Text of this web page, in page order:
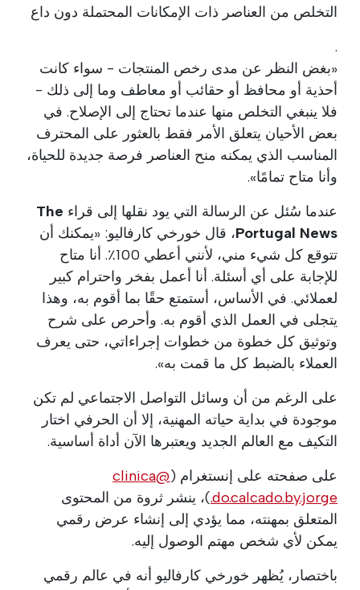
التخلص من العناصر ذات الإمكانات المحتملة دون داع
.
«بغض النظر عن مدى رخص المنتجات - سواء كانت
أحذية أو محافظ أو حقائب أو معاطف وما إلى ذلك -
فلا ينبغي التخلص منها عندما تحتاج إلى الإصلاح. في
بعض الأحيان يتعلق الأمر فقط بالعثور على المحترف
المناسب الذي يمكنه منح العناصر فرصة جديدة للحياة،
وأنا متاح تمامًا».
عندما سُئل عن الرسالة التي يود نقلها إلى قراء The
Portugal News، قال خورخي كارفاليو: «يمكنك أن
تتوقع كل شيء مني، لأنني أعطي 100٪. أنا متاح
للإجابة على أي أسئلة. أنا أعمل بفخر واحترام كبير
لعملائي. في الأساس، أستمتع حقًا بما أقوم به، وهذا
يتجلى في العمل الذي أقوم به. وأحرص على شرح
وتوثيق كل خطوة من خطوات إجراءاتي، حتى يعرف
العملاء بالضبط كل ما قمت به».
على الرغم من أن وسائل التواصل الاجتماعي لم تكن
موجودة في بداية حياته المهنية، إلا أن الحرفي اختار
التكيف مع العالم الجديد ويعتبرها الآن أداة أساسية.
على صفحته على إنستغرام (
@clinica
.do.calcado.by.jorge)، ينشر ثروة من المحتوى
المتعلق بمهنته، مما يؤدي إلى إنشاء عرض رقمي
يمكن لأي شخص مهتم الوصول إليه.
باختصار، يُظهر خورخي كارفاليو أنه في عالم رقمي